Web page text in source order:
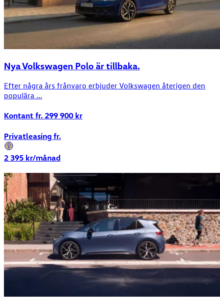
Nya Volkswagen Polo är tillbaka.
Efter några års frånvaro erbjuder Volkswagen återigen den
populära ...
Kontant fr. 299 900 kr
Privatleasing fr.
2 395 kr/månad